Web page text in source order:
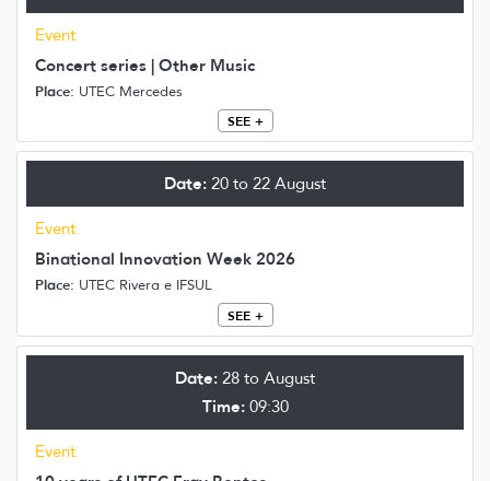
Event
Concert series | Other Music
Place: UTEC Mercedes
SEE +
Date: 20 to 22 August
Event
Binational Innovation Week 2026
Place: UTEC Rivera e IFSUL
SEE +
Date: 28 to August
Time:09:30
Event